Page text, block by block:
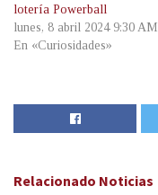
lotería Powerball
lunes, 8 abril 2024 9:30 AM
En «Curiosidades»
Relacionado Noticias